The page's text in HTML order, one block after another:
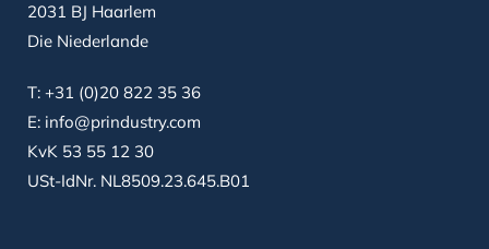
2031 BJ Haarlem
Die Niederlande
T: +31 (0)20 822 35 36
E: info@prindustry.com
KvK 53 55 12 30
USt-IdNr. NL8509.23.645.B01